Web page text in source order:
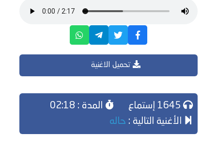
تحميل الاغنية
المدة : 02:18
الأغنية التالية : حاله